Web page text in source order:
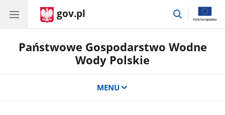
gov.pl
przejdź
Państwowe Gospodarstwo Wodne
Wody Polskie
MENU